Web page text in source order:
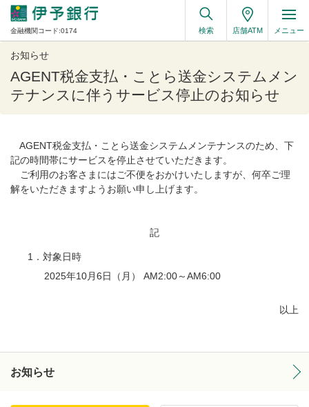
金融機関コード:0174 検索 店舗ATM メニュー
お知らせ
AGENT税金支払・ことら送金システムメン
テナンスに伴うサービス停止のお知らせ
AGENT税金支払・ことら送金システムメンテナンスのため、下
記の時間帯にサービスを停止させていただきます。
ご利用のお客さまにはご不便をおかけいたしますが、何卒ご理
解をいただきますようお願い申し上げます。
記
1．対象日時
2025年10月6日（月） AM2:00～AM6:00
以上
お知らせ